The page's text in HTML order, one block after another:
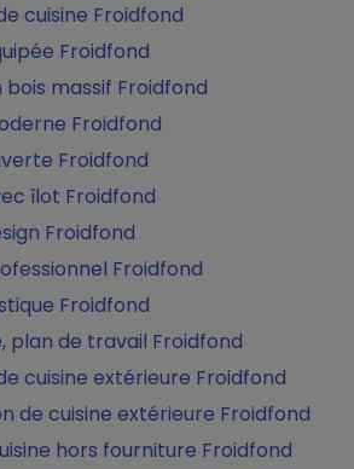
cuisine Froidfond
Froidfond
bois massif Froidfond
Froidfond
Froidfond
îlot Froidfond
Froidfond
Froidfond
Froidfond
plan de travail Froidfond
cuisine extérieure Froidfond
de cuisine extérieure Froidfond
hors fourniture Froidfond